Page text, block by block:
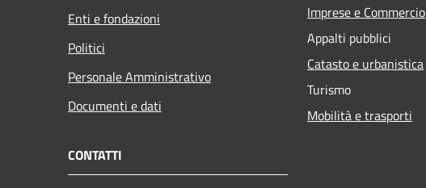
Enti e fondazioni
Politici
Personale Amministrativo
Documenti e dati
Imprese e Commercio
Appalti pubblici
Catasto e urbanistica
Turismo
Mobilità e trasporti
CONTATTI